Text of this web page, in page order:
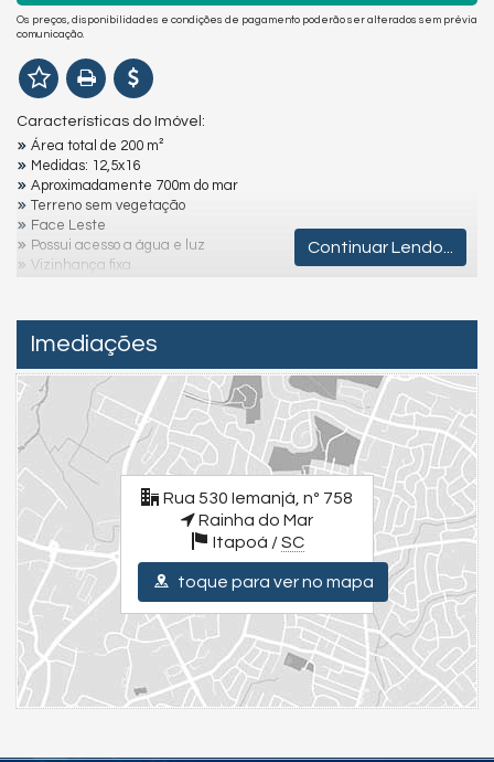
Os preços, disponibilidades e condições de pagamento poderão ser alterados sem prévia
comunicação.
Características do Imóvel:
Área total de 200 m²
Medidas: 12,5x16
Aproximadamente 700m do mar
Terreno sem vegetação
Face Leste
Possui acesso a água e luz
Vizinhança fixa
Para uma experiência completa, assista aos vídeos detalhados
dos imóveis e da cidade. Visite nossas redes sociais:
Instagram - @julianoolivaimoveis (Instagram/julianoOlivaImoveis)
Facebook - Juliano Oliva Imóveis (Facebook/JulianoOlivaImóveis)
YouTube Juliano Oliva Imóveis - (Youtube/ThauaniZanetti)
O sonho do imóvel na praia está mais próximo do que você imagina,
venha descobrir!
Valores e condições podem ser alterados sem aviso prévio.
Endereço:
Rua 530 Iemanjá, nº 758
Rainha do Mar
Itapoá /
SC
ver mapa abaixo
Continuar Lendo...
Imediações
Rua 530 Iemanjá, nº 758
Rainha do Mar
Itapoá /SC
toque para ver no mapa